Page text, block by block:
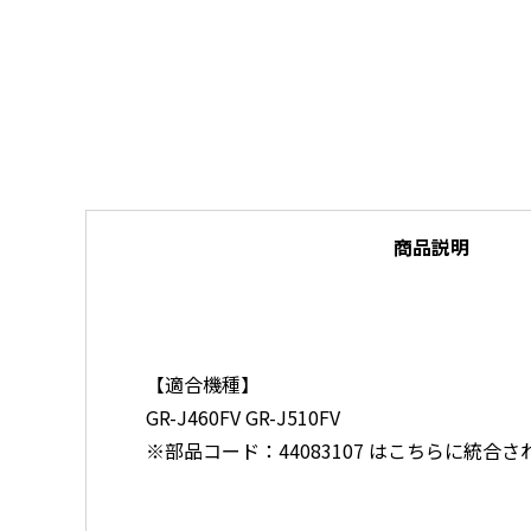
商品説明
【適合機種】
GR-J460FV GR-J510FV
※部品コード：44083107 はこちらに統合さ